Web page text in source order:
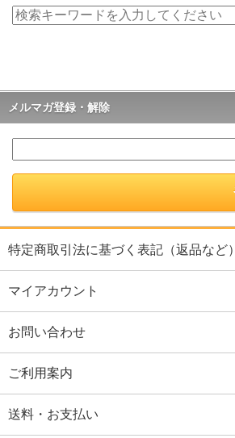
メルマガ登録・解除
特定商取引法に基づく表記（返品など）
マイアカウント
お問い合わせ
ご利用案内
送料・お支払い